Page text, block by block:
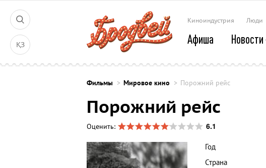
ҚЗ
Киноиндустрия Люди
Афиша Новости
Фильмы Мировое кино Порожний рейс
Порожний рейс
Оценить: 6.1
Год
Страна